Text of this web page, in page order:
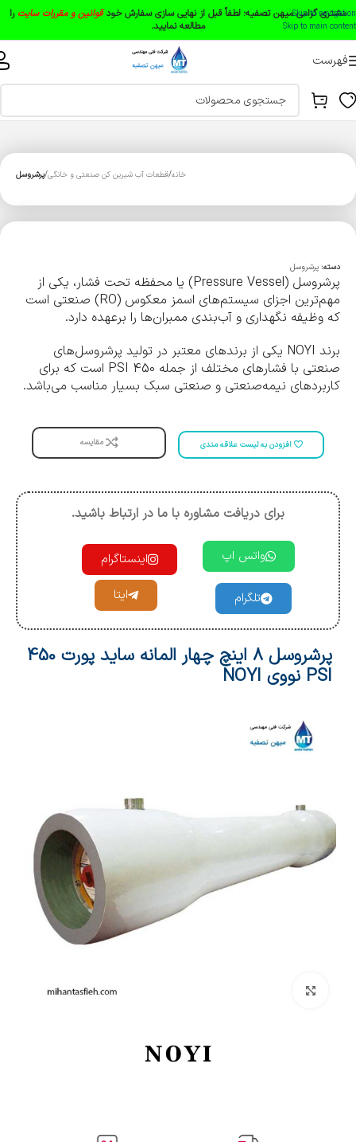
Skip to navigation
Skip to main content
مشتری گرامی میهن تصفیه: لطفاً قبل از نهایی سازی سفارش خودقوانین و مقررات سایت را
مطالعه نمایید.
فهرست
خانه قطعات آب شیرین کن صنعتی و خانگی پرشروسل
دسته: پرشروسل
پرشروسل (Pressure Vessel) یا محفظه تحت فشار، یکی از
مهم‌ترین اجزای سیستم‌های اسمز معکوس (RO) صنعتی است
که وظیفه نگهداری و آب‌بندی ممبران‌ها را برعهده دارد.
برند NOYI یکی از برندهای معتبر در تولید پرشروسل‌های
صنعتی با فشارهای مختلف از جمله 450 PSI است که برای
کاربردهای نیمه‌صنعتی و صنعتی سبک بسیار مناسب می‌باشد.
افزودن به لیست علاقه مندی مقایسه
برای دریافت مشاوره با ما در ارتباط باشید.
واتس اپ اینستاگرام
تلگرام ایتا
پرشروسل 8 اینچ چهار المانه ساید پورت 450
PSI نووی NOYI
بزرگنمایی تصویر